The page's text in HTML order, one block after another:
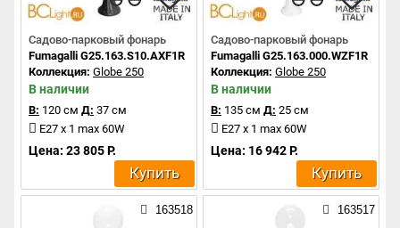
Садово-парковый фонарь
Fumagalli G25.163.S10.AXF1R
Коллекция: Globe 250
В наличии
В: 120 см Д: 37 см
E27 x 1 max 60W
Цена: 23 805 Р.
Купить
Садово-парковый фонарь
Fumagalli G25.163.000.WZF1R
Коллекция: Globe 250
В наличии
В: 135 см Д: 25 см
E27 x 1 max 60W
Цена: 16 942 Р.
Купить
163518 163517